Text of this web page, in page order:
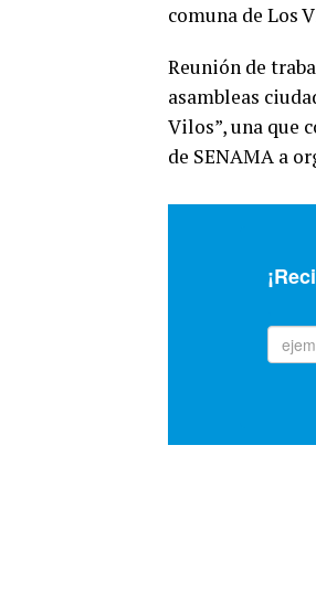
comuna de Los
Reunión de
asambleas
Vilos”, una que
de SENAMA a